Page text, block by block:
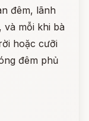
đêm, lãnh
và mỗi khi bà
hoặc cưỡi
đêm phủ